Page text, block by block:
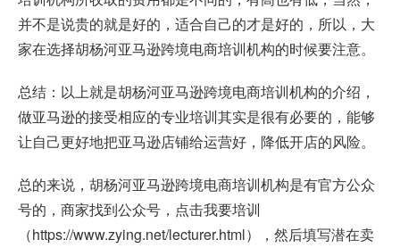
并不是说贵的就是好的，适合自己的才是好的，所以，大
家在选择胡杨河亚马逊跨境电商培训机构的时候要注意。
总结：以上就是胡杨河亚马逊跨境电商培训机构的介绍，
做亚马逊的接受相应的专业培训其实是很有必要的，能够
让自己更好地把亚马逊店铺给运营好，降低开店的风险。
总的来说，胡杨河亚马逊跨境电商培训机构是有官方公众
号的，商家找到公众号，点击我要培训
（https://www.zying.net/lecturer.html），然后填写潜在卖